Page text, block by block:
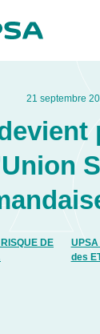
21 septembre
DE
des